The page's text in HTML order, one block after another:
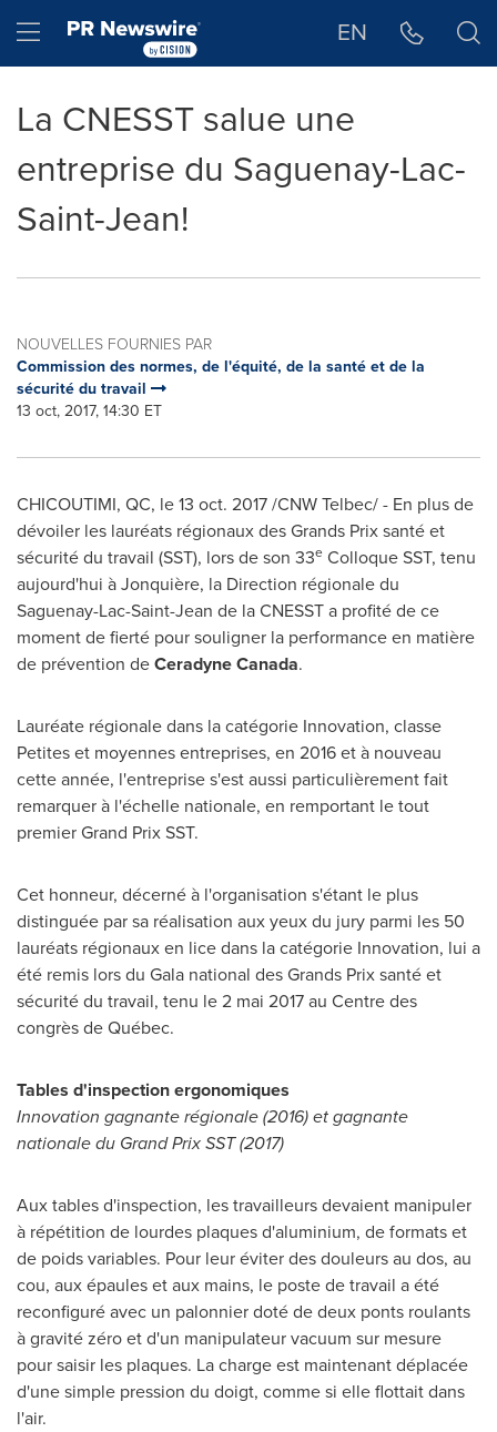
Hamburger menu EN
La CNESST salue une
entreprise du Saguenay-Lac-
Saint-Jean!
NOUVELLES FOURNIES PAR
Commission des normes, de l'équité, de la santé et de la
sécurité du travail
13 oct, 2017, 14:30 ET
CHICOUTIMI, QC, le 13 oct. 2017 /CNW Telbec/ - En plus de
dévoiler les lauréats régionaux des Grands Prix santé et
sécurité du travail (SST), lors de son 33e Colloque SST, tenu
aujourd'hui à Jonquière, la Direction régionale du
Saguenay-Lac-Saint-Jean de la CNESST a profité de ce
moment de fierté pour souligner la performance en matière
de prévention deCeradyne Canada.
Lauréate régionale dans la catégorie Innovation, classe
Petites et moyennes entreprises, en 2016 età nouveau
cette année, l'entreprise s'est aussi particulièrement fait
remarquer à l'échelle nationale, en remportant le tout
premier Grand Prix SST.
Cet honneur, décerné à l'organisation s'étant le plus
distinguée par sa réalisation aux yeux du jury parmi les 50
lauréats régionaux en lice dans la catégorie Innovation, lui a
été remis lors du Gala national des Grands Prix santé et
sécurité du travail, tenu le 2 mai 2017 au Centre des
congrès de Québec.
Tables d'inspection ergonomiques
Innovation gagnante régionale (2016) etgagnante
nationale du Grand Prix SST (2017)
Aux tables d'inspection, les travailleurs devaient manipuler
à répétition de lourdes plaques d'aluminium, de formats et
de poids variables. Pour leur éviter des douleurs au dos, au
cou, aux épaules et aux mains, le poste de travail a été
reconfiguré avec un palonnier doté de deux ponts roulants
à gravité zéro et d'un manipulateur vacuum sur mesure
pour saisir les plaques. La charge est maintenant déplacée
d'une simple pression du doigt, comme si elle flottait dans
l'air.